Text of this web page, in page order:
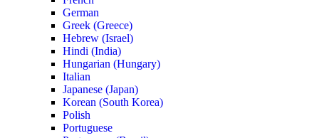
German
Greek (Greece)
Hebrew (Israel)
Hindi (India)
Hungarian (Hungary)
Italian
Japanese (Japan)
Korean (South Korea)
Polish
Portuguese